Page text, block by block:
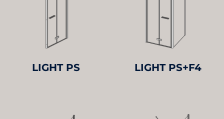
LIGHT PS LIGHT PS+F4